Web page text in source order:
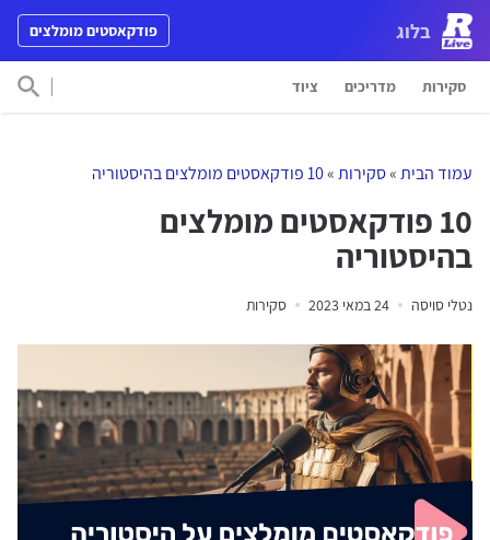
לדלג לתוכן
Main Navigation
בלוג
סקירות מדריכים ציוד
פודקאסטים מומלצים
עמוד הבית »סקירות »10 פודקאסטים מומלצים בהיסטוריה
10 פודקאסטים מומלצים
בהיסטוריה
נטלי סויסה 24 במאי 2023 סקירות